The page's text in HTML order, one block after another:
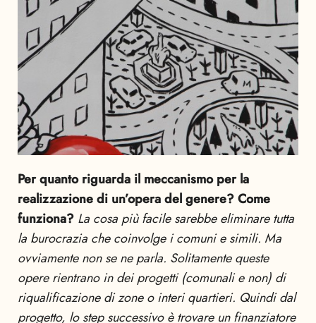
Per quanto riguarda il meccanismo per la
realizzazione di un’opera del genere? Come
funziona? La cosa più facile sarebbe eliminare tutta
la burocrazia che coinvolge i comuni e simili. Ma
ovviamente non se ne parla. Solitamente queste
opere rientrano in dei progetti (comunali e non) di
riqualificazione di zone o interi quartieri. Quindi dal
progetto, lo step successivo è trovare un finanziatore